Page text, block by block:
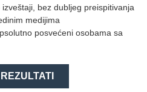
bez dubljeg preispitivanja
medijima
posvećeni osobama sa
REZULTATI